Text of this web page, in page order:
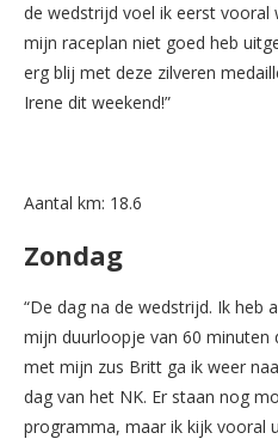
de wedstrijd voel ik eerst
mijn raceplan niet goed heb
erg blij met deze zilveren
Irene dit weekend!”
Aantal km: 18.6
Zondag
“De dag na de wedstrijd. Ik heb
mijn duurloopje van 60 minuten
met mijn zus Britt ga ik weer
dag van het NK. Er staan nog
programma, maar ik kijk vooral